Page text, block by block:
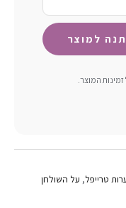
המוצר.
טרייפל, על השולחן